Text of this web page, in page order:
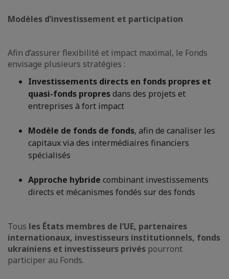
Modèles d’investissement et participation
Afin d’assurer flexibilité et impact maximal, le Fonds
envisage plusieurs stratégies :
Investissements directs en fonds propres et
quasi-fonds propresdans des projets et
entreprises à fort impact
Modèle de fonds de fonds, afin de canaliser les
capitaux via des intermédiaires financiers
spécialisés
Approche hybride combinant investissements
directs et mécanismes fondés sur des fonds
Tous les États membres de l’UE, partenaires
internationaux, investisseurs institutionnels, fonds
ukrainiens et investisseurs privés pourront
participer au Fonds.